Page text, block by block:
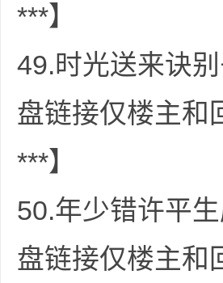
***】
49.时光送来诀
盘链接仅楼主和
***】
50.年少错许平
盘链接仅楼主和